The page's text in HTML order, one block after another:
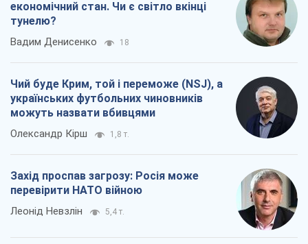
економічний стан. Чи є світло вкінці
тунелю?
Вадим Денисенко 18
Чий буде Крим, той і переможе (NSJ), а
українських футбольних чиновників
можуть назвати вбивцями
Олександр Кірш 1,8 т.
Захід проспав загрозу: Росія може
перевірити НАТО війною
Леонід Невзлін 5,4 т.